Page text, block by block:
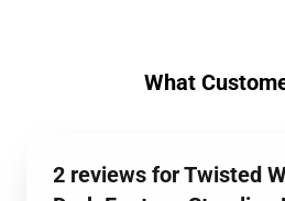
What
2 reviews for Twisted